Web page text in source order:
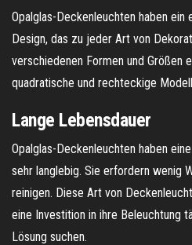
Opalglas-Deckenleuchten haben ein
Design, das zu jeder Art von
verschiedenen Formen und Größen
quadratische und rechteckige
Lange Lebensdauer
Opalglas-Deckenleuchten haben
sehr langlebig. Sie erfordern wenig
reinigen. Diese Art von
eine Investition in ihre Beleuchtung
Lösung suchen.